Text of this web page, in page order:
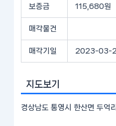
보증금 115,680원
매각물건
매각기일 2023-03-
지도보기
경상남도 통영시 한산면 두억